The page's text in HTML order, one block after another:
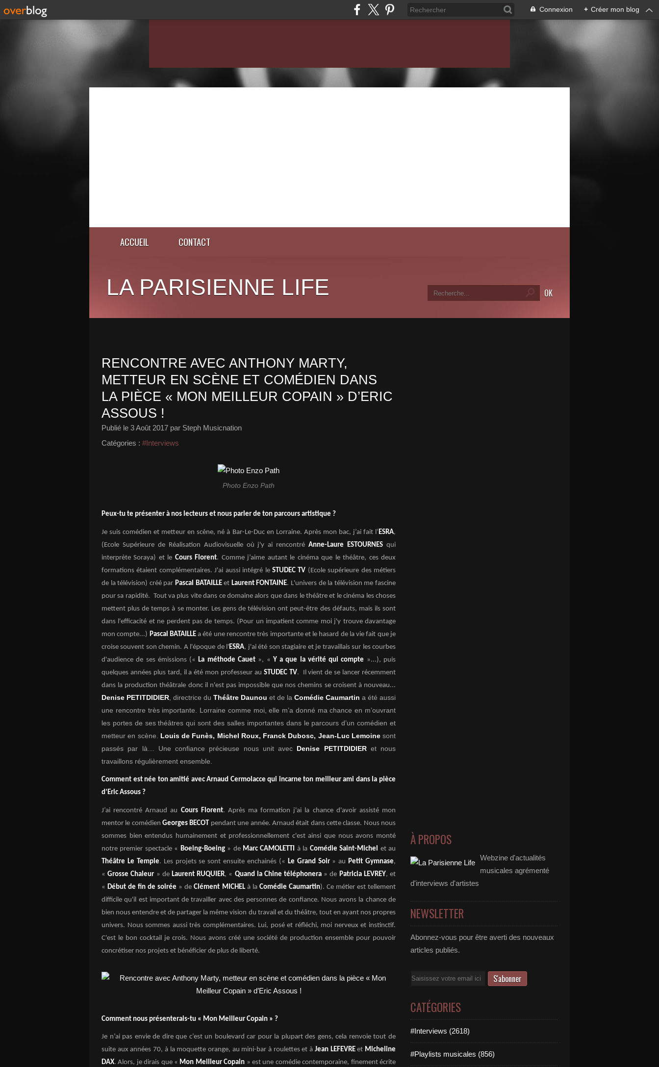
Connexion + Créer mon blog
ACCUEIL CONTACT
LA PARISIENNE LIFE
RENCONTRE AVEC ANTHONY MARTY,
METTEUR EN SCÈNE ET COMÉDIEN DANS
LA PIÈCE « MON MEILLEUR COPAIN » D’ERIC
ASSOUS !
Publié le 3 Août 2017 par Steph Musicnation
Catégories : #Interviews
Photo Enzo Path
Peux-tu te présenter à nos lecteurs et nous parler de ton parcours artistique ?
Je suis comédien et metteur en scène, né à Bar-Le-Duc en Lorraine. Après mon bac, j’ai fait l’ ESRA,
(Ecole Supérieure de Réalisation Audiovisuelle où j'y ai rencontréAnne-Laure ESTOURNES qui
interprète Soraya) et le Cours Florent. Comme j’aime autant le cinéma que le théâtre, ces deux
formations étaient complémentaires. J'ai aussi intégré le STUDEC TV (Ecole supérieure des métiers
de la télévision) créé par Pascal BATAILLEet Laurent FONTAINE. L'univers de la télévision me fascine
pour sa rapidité. Tout va plus vite dans ce domaine alors que dans le théâtre et le cinéma les choses
mettent plus de temps à se monter. Les gens de télévision ont peut-être des défauts, mais ils sont
dans l'efficacité et ne perdent pas de temps. (Pour un impatient comme moi j'y trouve davantage
mon compte...) Pascal BATAILLEa été une rencontre très importante et le hasard de la vie fait que je
croise souvent son chemin. A l'époque de l'ESRA, j'ai été son stagiaire et je travaillais sur les courbes
d'audience de ses émissions (« La méthode Cauet », « Y a que la vérité qui compte »...), puis
quelques années plus tard, il a été mon professeur au STUDEC TV. Il vient de se lancer récemment
dans la production théâtrale donc il n'est pas impossible que nos chemins se croisent à nouveau...
Denise PETITDIDIER , directrice du Théâtre Daunou et de la Comédie Caumartin a été aussi
une rencontre très importante. Lorraine comme moi, elle m’a donné ma chance en m’ouvrant
les portes de ses théâtres qui sont des salles importantes dans le parcours d’un comédien et
metteur en scène. Louis de Funès, Michel Roux, Franck Dubosc, Jean-Luc Lemoine sont
passés par là… Une confiance précieuse nous unit avec Denise PETITDIDIERet nous
travaillons régulièrement ensemble.
Comment est née ton amitié avec Arnaud Cermolacce qui incarne ton meilleur ami dans la pièce
d’Eric Assous ?
J’ai rencontré Arnaud au Cours Florent. Après ma formation j'ai la chance d'avoir assisté mon
mentor le comédienGeorges BECOT
pendant une année. Arnaud était dans cette classe. Nous nous
sommes bien entendus humainement et professionnellement c'est ainsi que nous avons monté
notre premier spectacle « Boeing-Boeing » de Marc CAMOLETTI à la Comédie Saint-Michel et au
Théâtre Le Temple. Les projets se sont ensuite enchainés (« Le Grand Soir » au Petit Gymnase,
«Grosse Chaleur » de Laurent RUQUIER, « Quand la Chine téléphonera » de Patricia LEVREY, et
« Début de fin de soirée » deClément MICHEL à laComédie Caumartin). Ce métier est tellement
difficile qu'il est important de travailler avec des personnes de confiance. Nous avons la chance de
bien nous entendre et de partager la même vision du travail et du théâtre, tout en ayant nos propres
univers. Nous sommes aussi très complémentaires. Lui, posé et réfléchi, moi nerveux et instinctif.
C'est le bon cocktail je crois. Nous avons créé une société de production ensemble pour pouvoir
concrétiser nos projets et bénéficier de plus de liberté.
Comment nous présenterais-tu « Mon Meilleur Copain » ?
Je n’ai pas envie de dire que c’est un boulevard car pour la plupart des gens, cela renvoie tout de
suite aux années 70, à la moquette orange, au mini-bar à roulettes et à Jean LEFEVREet Micheline
DAX. Alors, je dirais que « Mon Meilleur Copain » est une comédie contemporaine, finement écrite
À PROPOS
Webzine d'actualités
musicales agrémenté
d'interviews d'artistes
NEWSLETTER
Abonnez-vous pour être averti des nouveaux
articles publiés.
Email
CATÉGORIES
#Interviews (2618)
#Playlists musicales (856)